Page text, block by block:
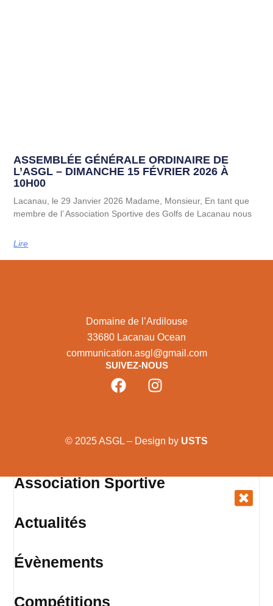
ASSEMBLÉE GÉNÉRALE ORDINAIRE DE
L’ASGL – DIMANCHE 15 FÉVRIER 2026 À
10H00
Lacanau, le 29 Janvier 2026 Madame, Monsieur, En tant que
membre de l’ Association Sportive des Golfs de Lacanau nous
Lire
Domaine de l’Ardilouse
33680 Lacanau Ocean
communication.asgl@gmail.com
SUIVEZ-NOUS
© 2025 ASGL – Design by USTS
Association Sportive
Actualités
Évènements
Compétitions